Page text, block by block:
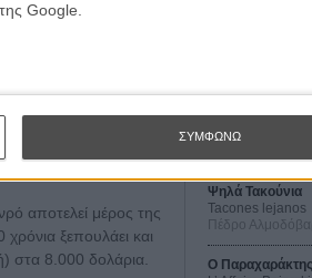
Google.
ΣΥΜΦΩΝΩ
πρακτικό, κάτι
σκοπό. Θα
το έπαιρνα πολύ
(που πρόσφατα
ταρακουνηθεί κάτι
αποτελεί μέρος της
ξεπουλάει και
στα 8.000 δολάρια.
Οδύσσεια
The Odyssey
Ψηλά Τακούνια
Tacones lejanos
Πέδρο
Ο Παραχαράκτης